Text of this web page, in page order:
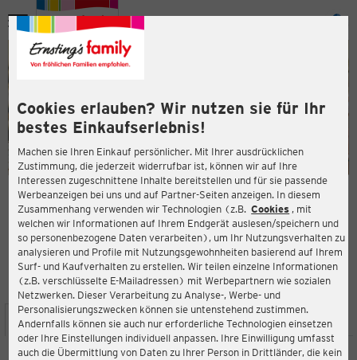
Cookies erlauben? Wir nutzen sie für Ihr
bestes Einkaufserlebnis!
Machen sie Ihren Einkauf persönlicher. Mit Ihrer ausdrücklichen
Zustimmung, die jederzeit widerrufbar ist, können wir auf Ihre
Interessen zugeschnittene Inhalte bereitstellen und für sie passende
Werbeanzeigen bei uns und auf Partner-Seiten anzeigen. In diesem
Zusammenhang verwenden wir Technologien (z.B. Cookies , mit
welchen wir Informationen auf Ihrem Endgerät auslesen/speichern und
so personenbezogene Daten verarbeiten), um Ihr Nutzungsverhalten zu
analysieren und Profile mit Nutzungsgewohnheiten basierend auf Ihrem
Surf- und Kaufverhalten zu erstellen. Wir teilen einzelne Informationen
(z.B. verschlüsselte E-Mailadressen) mit Werbepartnern wie sozialen
Netzwerken. Dieser Verarbeitung zu Analyse-, Werbe- und
Personalisierungszwecken können sie untenstehend zustimmen.
Andernfalls können sie auch nur erforderliche Technologien einsetzen
oder Ihre Einstellungen individuell anpassen. Ihre Einwilligung umfasst
auch die Übermittlung von Daten zu Ihrer Person in Drittländer, die kein
Menü
ERNSTING'S FAMILY FILIALE
Michael-Seeber-Straße 3
6410 Telfs
4,3
Bewertung:
STANDORT SERVICES SORTIMENT AKTIONEN